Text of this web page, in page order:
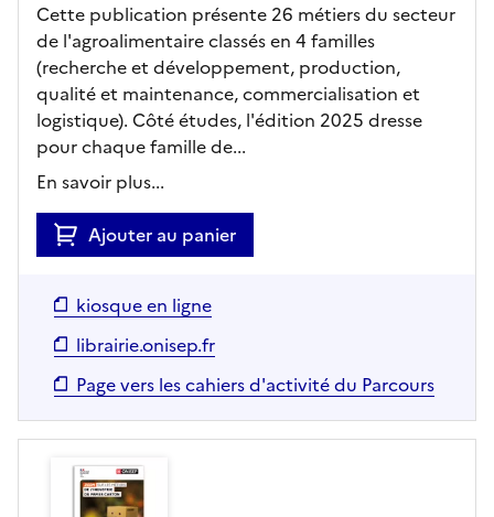
Cette publication présente 26 métiers du secteur
de l'agroalimentaire classés en 4 familles
(recherche et développement, production,
qualité et maintenance, commercialisation et
logistique). Côté études, l'édition 2025 dresse
pour chaque famille de...
En savoir plus...
Ajouter au panier
kiosque en ligne
librairie.onisep.fr
Page vers les cahiers d'activité du Parcours